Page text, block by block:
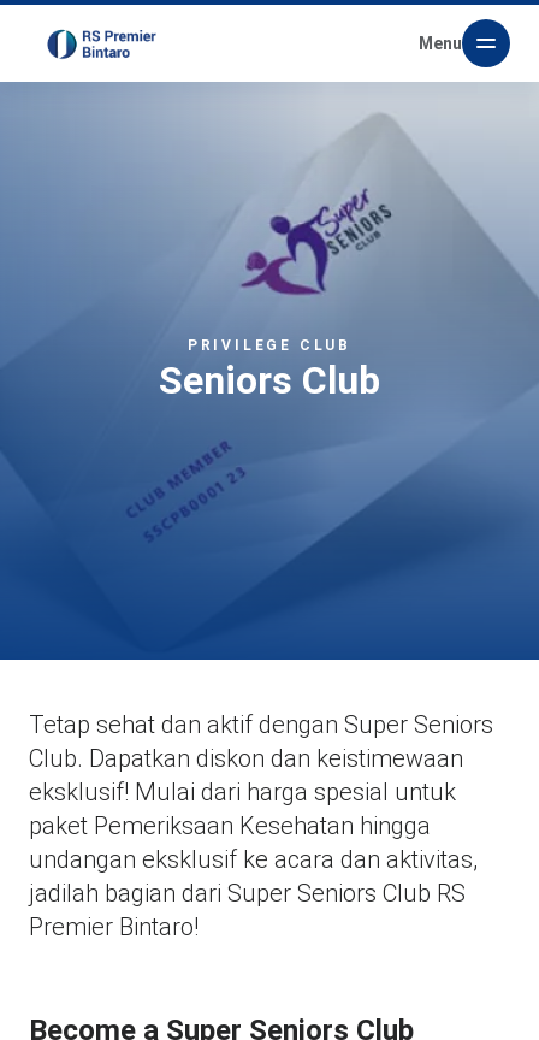
Menu
PRIVILEGE CLUB
Seniors Club
Tetap sehat dan aktif dengan Super Seniors
Club. Dapatkan diskon dan keistimewaan
eksklusif! Mulai dari harga spesial untuk
paket Pemeriksaan Kesehatan hingga
undangan eksklusif ke acara dan aktivitas,
jadilah bagian dari Super Seniors Club RS
Premier Bintaro!
Become a Super Seniors Club